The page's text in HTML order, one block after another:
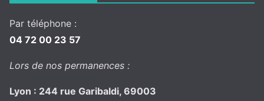
Par téléphone :
04 72 00 23 57
Lors de nos permanences :
Lyon : 244 rue Garibaldi, 69003